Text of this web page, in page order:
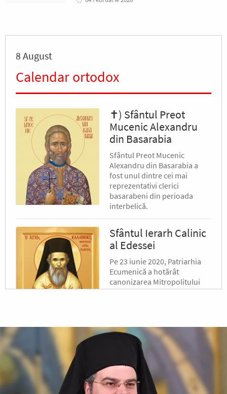
8 August
Calendar ortodox
✝) Sfântul Preot
Mucenic Alexandru
din Basarabia
Sfântul Preot Mucenic
Alexandru din Basarabia a
fost unul dintre cei mai
reprezentativi clerici
basarabeni din perioada
interbelică.
Sfântul Ierarh Calinic
al Edessei
Pe 23 iunie 2020, Patriarhia
Ecumenică a hotărât
canonizarea Mitropolitului
Calinic al Edessei, Pellei și
Sfântul Ierarh Emilian
Mărturisitorul,
Episcopul Cizicului
Sfântul Ierarh Emilian,